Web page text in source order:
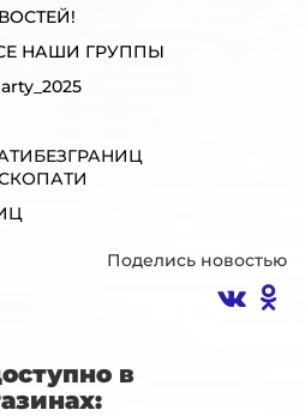
НАШИ ГРУППЫ
Поделись новостью
в